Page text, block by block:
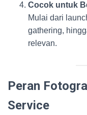
Cocok untuk
Mulai dari
gathering,
relevan.
Peran
Service